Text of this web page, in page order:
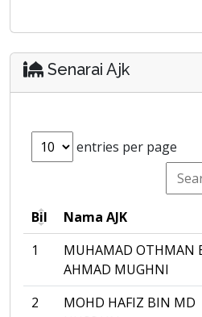
Senarai Ajk
entries per page
Bil Nama AJK
1
MUHAMAD OTHMAN
AHMAD MUGHNI
2
MOHD HAFIZ BIN MD